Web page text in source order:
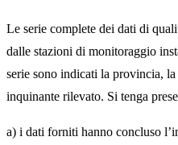
Le serie complete dei dati di
dalle stazioni di monitoraggio
serie sono indicati la provincia,
inquinante rilevato. Si tenga
a) i dati forniti hanno concluso